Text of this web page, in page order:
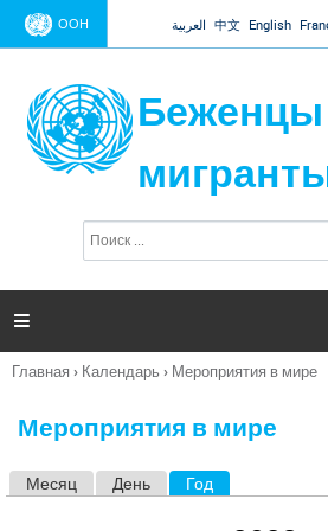
Jump to navigation
ООН العربية 中文 English
Беженцы
п
и

Вы
Главная › Календарь › Мероприятия в мире
Мероприятия в мире
Месяц День Год